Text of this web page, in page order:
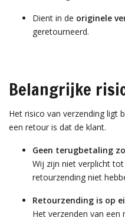
Dient in de originele
geretourneerd.
Belangrijke
Het risico van verzending ligt
een retour is dat de klant.
Geen terugbetaling
Wij zijn niet verplicht
retourzending niet
Retourzending is op
Het verzenden van